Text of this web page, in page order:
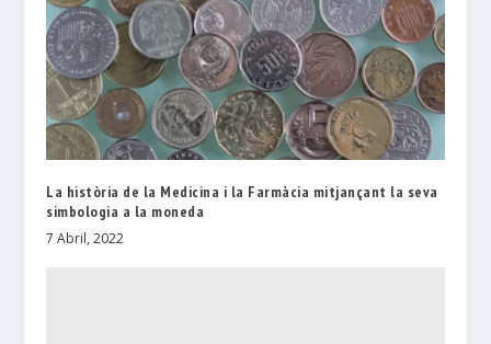
La història de la Medicina i la Farmàcia mitjançant la seva
simbologia a la moneda
7 Abril, 2022